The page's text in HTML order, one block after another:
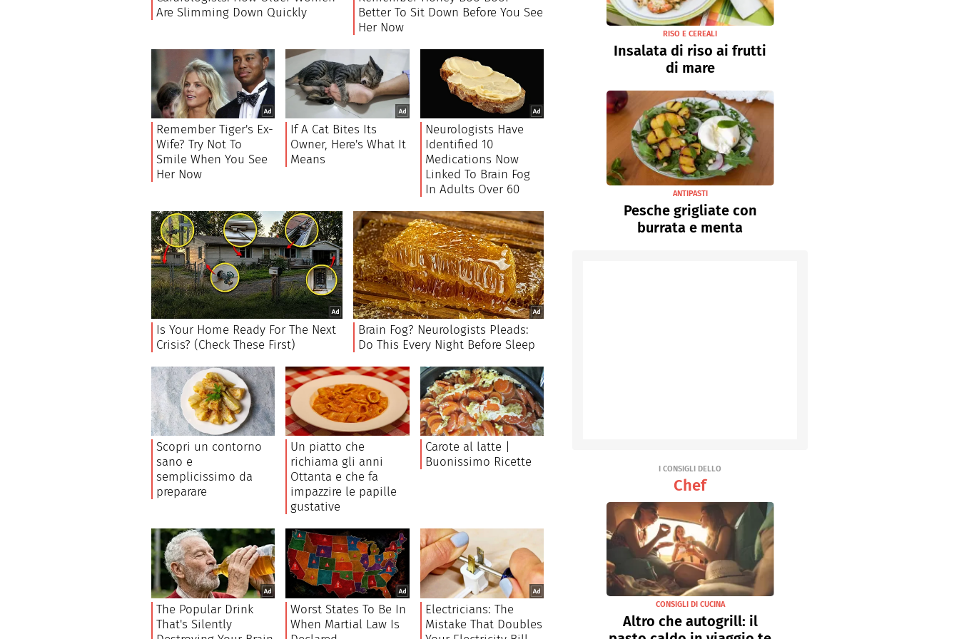
RISO E CEREALI
Insalata di riso ai frutti
di mare
ANTIPASTI
Pesche grigliate con
burrata e menta
I CONSIGLI DELLO
Chef
CONSIGLI DI CUCINA
Altro che autogrill: il